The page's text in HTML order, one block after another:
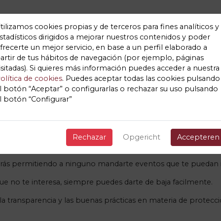
ENTRADAS E RESERVAS
de eventos
Ticket Vilagarcia
las entradas adquiridas de los organizadores o Ticket
entrada como Ticket Vilagarcia pueden mandarte eventos
eventos de Ticket Vilagarcia tengan tus datos, sino solo
permitiendo a ninguno mandarte eventos que te puedan
no te interesa, siempre puedes darte de baja facilmente.
transparencia y las buenas prácticas en materia de
cookies propias y de terceros para fines analíticos y
dirigidos a mejorar nuestros contenidos y poder
un mejor servicio, en base a un perfil elaborado a
de tus hábitos de navegación (por ejemplo, páginas
Si quieres más información puedes acceder a nuestra
de cookies. Puedes aceptar todas las cookies pulsando
botón “Aceptar” o configurarlas o rechazar su uso pulsando
botón “Configurar”
Rechazar Opgericht Accepteren